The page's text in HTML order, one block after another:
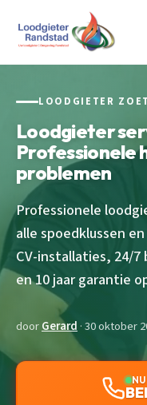
LOODGIETER
Loodgieter
Professionele
problemen
Professionele
alle spoedklussen
CV-installaties, 24/
en 10 jaar garantie
doorGerard · 30 oktober